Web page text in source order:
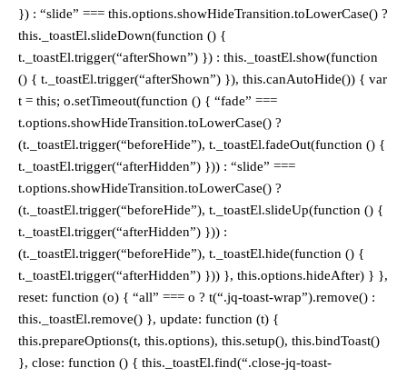
}) : “slide” === this.options.showHideTransition.toLowerCase() ?
this._toastEl.slideDown(function () {
t._toastEl.trigger(“afterShown”) }) : this._toastEl.show(function
() { t._toastEl.trigger(“afterShown”) }), this.canAutoHide()) { var
t = this; o.setTimeout(function () { “fade” ===
t.options.showHideTransition.toLowerCase() ?
(t._toastEl.trigger(“beforeHide”), t._toastEl.fadeOut(function () {
t._toastEl.trigger(“afterHidden”) })) : “slide” ===
t.options.showHideTransition.toLowerCase() ?
(t._toastEl.trigger(“beforeHide”), t._toastEl.slideUp(function () {
t._toastEl.trigger(“afterHidden”) })) :
(t._toastEl.trigger(“beforeHide”), t._toastEl.hide(function () {
t._toastEl.trigger(“afterHidden”) })) }, this.options.hideAfter) } },
reset: function (o) { “all” === o ? t(“.jq-toast-wrap”).remove() :
this._toastEl.remove() }, update: function (t) {
this.prepareOptions(t, this.options), this.setup(), this.bindToast()
}, close: function () { this._toastEl.find(“.close-jq-toast-